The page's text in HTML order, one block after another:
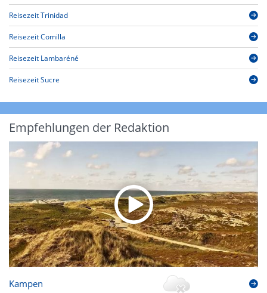
Reisezeit Trinidad
Reisezeit Comilla
Reisezeit Lambaréné
Reisezeit Sucre
Empfehlungen der Redaktion
Kampen